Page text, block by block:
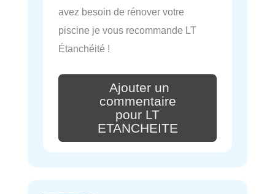
avez besoin de rénover votre
piscine je vous recommande LT
Étanchéité !
Ajouter un
commentaire
pour LT
ETANCHEITE